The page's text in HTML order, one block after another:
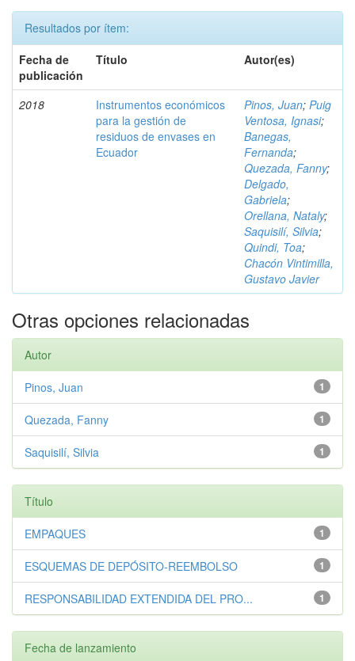
Resultados por ítem:
Fecha de
publicación
Título Autor(es)
2018
Instrumentos económicos
para la gestión de
residuos de envases en
Ecuador
Pinos, Juan; Puig
Ventosa, Ignasi;
Banegas,
Fernanda;
Quezada, Fanny;
Delgado,
Gabriela;
Orellana, Nataly;
Saquisilí, Silvia;
Quindi, Toa;
Chacón Vintimilla,
Gustavo Javier
Otras opciones relacionadas
Autor
1
Pinos, Juan
1
Quezada, Fanny
1
Saquisilí, Silvia
Título
1
EMPAQUES
1
ESQUEMAS DE DEPÓSITO-REEMBOLSO
1
RESPONSABILIDAD EXTENDIDA DEL PRO...
Fecha de lanzamiento